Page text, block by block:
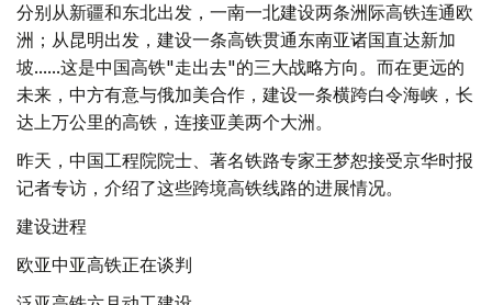
分别从新疆和东北出发，一南一北建设两条洲际高铁连通欧
洲；从昆明出发，建设一条高铁贯通东南亚诸国直达新加
坡......这是中国高铁"走出去"的三大战略方向。而在更远的
未来，中方有意与俄加美合作，建设一条横跨白令海峡，长
达上万公里的高铁，连接亚美两个大洲。
昨天，中国工程院院士、著名铁路专家王梦恕接受京华时报
记者专访，介绍了这些跨境高铁线路的进展情况。
建设进程
欧亚中亚高铁正在谈判